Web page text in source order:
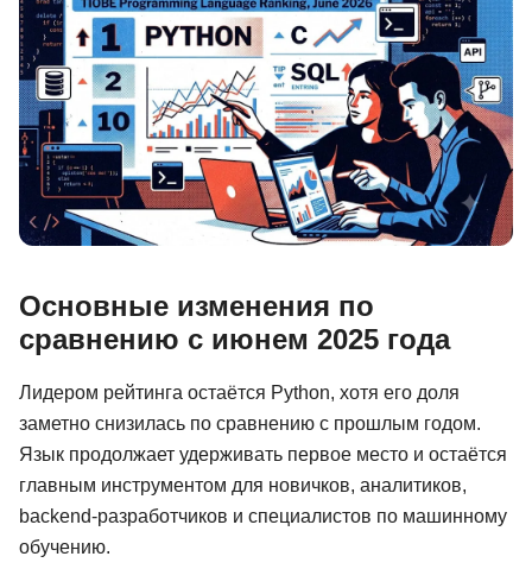
Основные изменения по
сравнению с июнем 2025 года
Лидером рейтинга остаётся Python, хотя его доля
заметно снизилась по сравнению с прошлым годом.
Язык продолжает удерживать первое место и остаётся
главным инструментом для новичков, аналитиков,
backend-разработчиков и специалистов по машинному
обучению.
Детям
Акции и промокоды
Рейтинг онлайн-школ